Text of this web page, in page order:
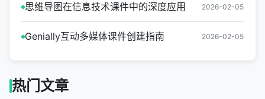
思维导图在信息技术课件中的深度应用 2026-02-05
Genially互动多媒体课件创建指南 2026-02-05
热门文章